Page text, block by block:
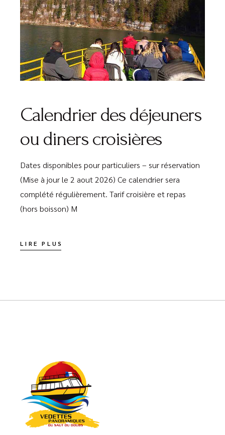
Lecteur
audio
Calendrier des déjeuners
ou diners croisières
Dates disponibles pour particuliers – sur réservation
(Mise à jour le 2 aout 2026) Ce calendrier sera
complété régulièrement. Tarif croisière et repas
(hors boisson) M
LIRE PLUS